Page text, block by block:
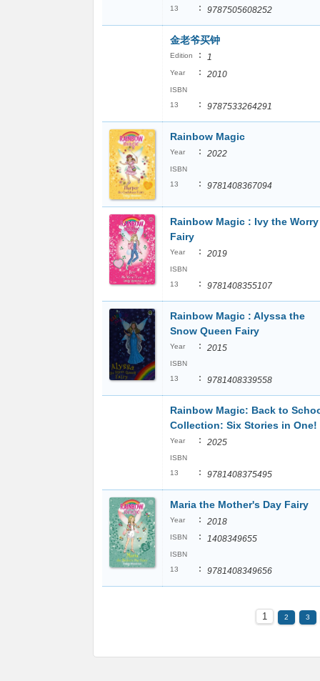
13
: 9787505608252
金老爷买钟
Edition : 1
Year : 2010
ISBN
13
: 9787533264291
Rainbow Magic
Year : 2022
ISBN
13
: 9781408367094
Rainbow Magic : Ivy the Worry
Fairy
Year : 2019
ISBN
13
: 9781408355107
Rainbow Magic : Alyssa the
Snow Queen Fairy
Year : 2015
ISBN
13
: 9781408339558
Rainbow Magic: Back to
Collection: Six Stories in One!
Year : 2025
ISBN
13
: 9781408375495
Maria the Mother's Day Fairy
Year : 2018
ISBN : 1408349655
ISBN
13
: 9781408349656
1 2 3